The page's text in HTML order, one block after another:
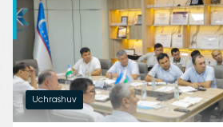
Uchrashuv